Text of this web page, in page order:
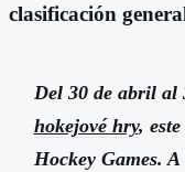
clasificación
Del 30 de abril al
hokejové hry,
Hockey Games.